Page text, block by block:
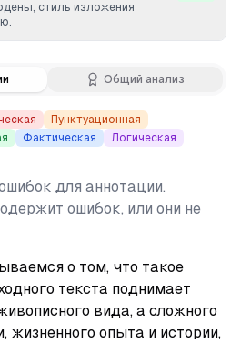
Общий анализ
Пунктуационная
Фактическая
Логическая
для аннотации.
ошибок, или они не
о том, что такое
текста поднимает
вида, а сложного
жизненного опыта и истории,
стиль изложения